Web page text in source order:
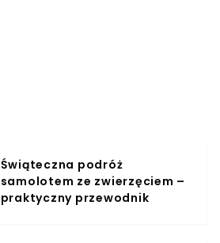
Świąteczna podróż
samolotem ze zwierzęciem –
praktyczny przewodnik